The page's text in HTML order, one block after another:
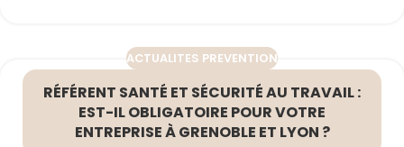
ACTUALITES PREVENTION
RÉFÉRENT SANTÉ ET SÉCURITÉ AU TRAVAIL :
EST-IL OBLIGATOIRE POUR VOTRE
ENTREPRISE À GRENOBLE ET LYON ?